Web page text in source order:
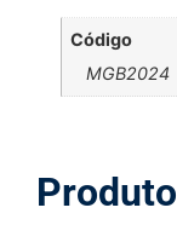
Código
MGB2024